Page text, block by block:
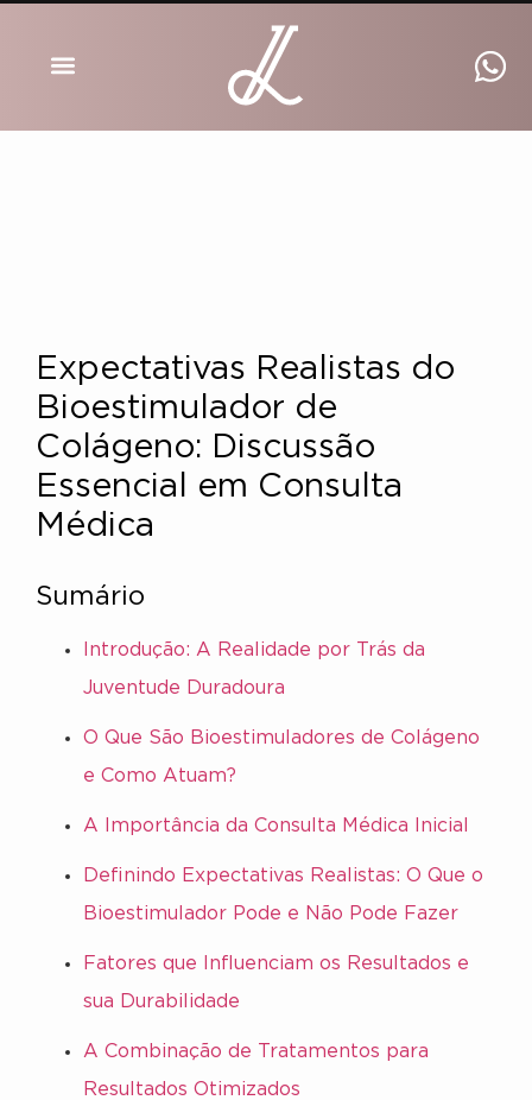
Expectativas Realistas do
Bioestimulador de
Colágeno: Discussão
Essencial em Consulta
Médica
Sumário
Introdução: A Realidade por Trás da
Juventude Duradoura
O Que São Bioestimuladores de Colágeno
e Como Atuam?
A Importância da Consulta Médica Inicial
Definindo Expectativas Realistas: O Que o
Bioestimulador Pode e Não Pode Fazer
Fatores que Influenciam os Resultados e
sua Durabilidade
A Combinação de Tratamentos para
Resultados Otimizados